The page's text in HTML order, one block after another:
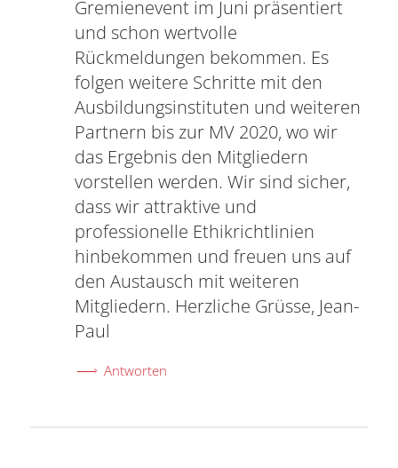
Gremienevent im Juni präsentiert
und schon wertvolle
Rückmeldungen bekommen. Es
folgen weitere Schritte mit den
Ausbildungsinstituten und weiteren
Partnern bis zur MV 2020, wo wir
das Ergebnis den Mitgliedern
vorstellen werden. Wir sind sicher,
dass wir attraktive und
professionelle Ethikrichtlinien
hinbekommen und freuen uns auf
den Austausch mit weiteren
Mitgliedern. Herzliche Grüsse, Jean-
Paul
Antworten